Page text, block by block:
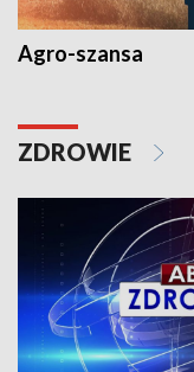
Agro-szansa
ZDROWIE